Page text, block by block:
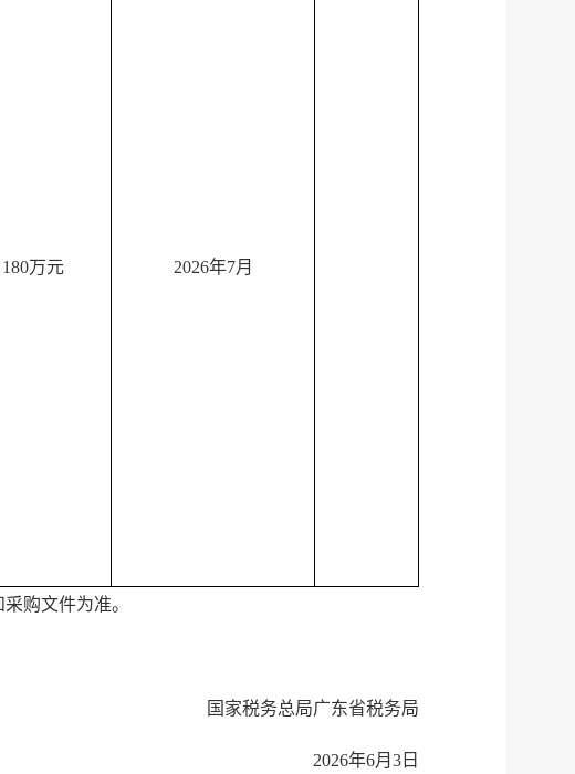
180万元 2026年7月
购文件为准。
国家税务总局广东省税务局
2026年6月3日